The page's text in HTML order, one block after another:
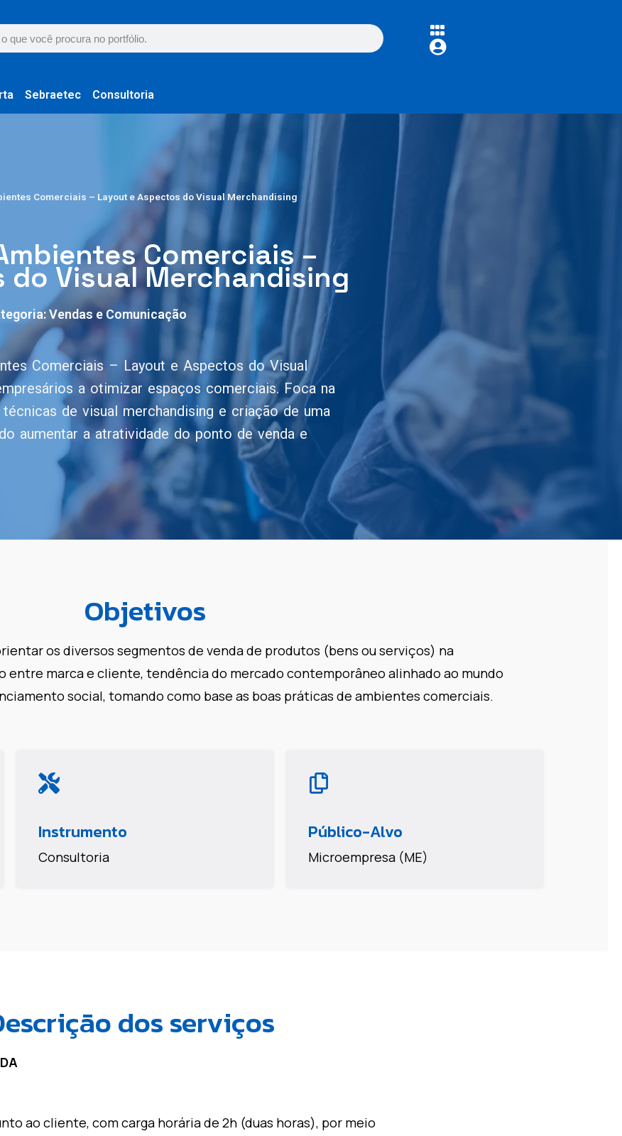
Sebraetec Consultoria
Comerciais – Layout e Aspectos do Visual Merchandising
Comerciais –
Visual Merchandising
Vendas e Comunicação
Comerciais – Layout e Aspectos do Visual
a otimizar espaços comerciais. Foca na
de visual merchandising e criação de uma
aumentar a atratividade do ponto de venda e
Objetivos
os diversos segmentos de venda de produtos (bens ou serviços) na
entre marca e cliente, tendência do mercado contemporâneo alinhado ao mundo
social, tomando como base as boas práticas de ambientes comerciais.
Instrumento
Consultoria
Público-Alvo
Microempresa (ME)
dos serviços
ao cliente, com carga horária de 2h (duas horas), por meio